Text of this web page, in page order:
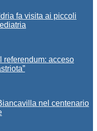
fa visita ai piccoli
referendum: acceso
nel centenario